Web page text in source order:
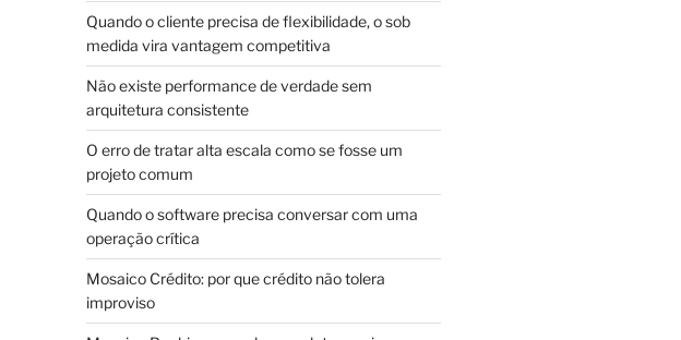
Quando o cliente precisa de flexibilidade, o sob
medida vira vantagem competitiva
Não existe performance de verdade sem
arquitetura consistente
O erro de tratar alta escala como se fosse um
projeto comum
Quando o software precisa conversar com uma
operação crítica
Mosaico Crédito: por que crédito não tolera
improviso